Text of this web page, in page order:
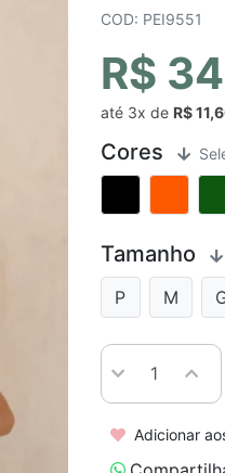
COD: PEI9551
R$
até 3x de R$
Cores
Tamanho
P M
Adicionar